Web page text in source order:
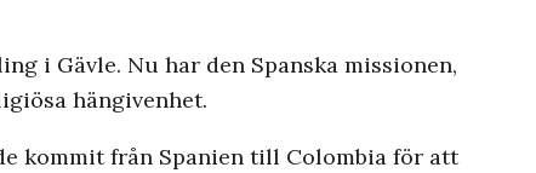
i Gävle. Nu har den Spanska missionen,
hängivenhet.
kommit från Spanien till Colombia för att